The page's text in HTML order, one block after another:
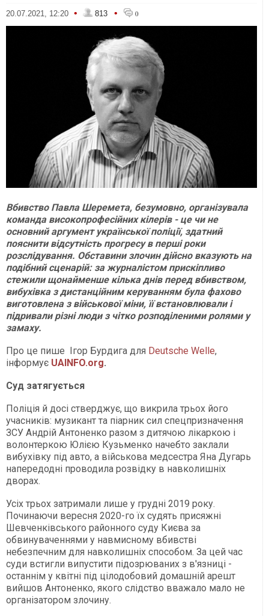
20.07.2021, 12:20 • 813 • 0
Вбивство Павла Шеремета, безумовно, організувала
команда високопрофесійних кілерів - це чи не
основний аргумент української поліції, здатний
пояснити відсутність прогресу в перші роки
розслідування. Обставини злочин дійсно вказують на
подібний сценарій: за журналістом прискіпливо
стежили щонайменше кілька днів перед вбивством,
вибухівка з дистанційним керуванням була фахово
виготовлена з військової міни, її встановлювали і
підривали різні люди з чітко розподіленими ролями у
замаху.
Про це пише Ігор Бурдига для Deutsche Welle,
інформує UAINFO.org.
Суд затягується
Поліція й досі стверджує, що викрила трьох його
учасників: музикант та піарник сил спецпризначення
ЗСУ Андрій Антоненко разом з дитячою лікаркою і
волонтеркою Юлією Кузьменко начебто заклали
вибухівку під авто, а військова медсестра Яна Дугарь
напередодні проводила розвідку в навколишніх
дворах.
Усіх трьох затримали лише у грудні 2019 року.
Починаючи вересня 2020-го їх судять присяжні
Шевченківського районного суду Києва за
обвинуваченнями у навмисному вбивстві
небезпечним для навколишніх способом. За цей час
суди встигли випустити підозрюваних з в'язниці -
останнім у квітні під цілодобовий домашній арешт
вийшов Антоненко, якого слідство вважало мало не
організатором злочину.